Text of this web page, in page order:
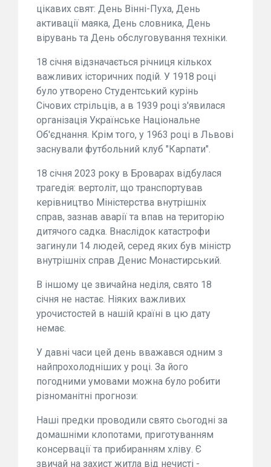
цікавих свят: День Вінні-Пуха, День
активації маяка, День словника, День
вірувань та День обслуговування техніки.
18 січня відзначається річниця кількох
важливих історичних подій. У 1918 році
було утворено Студентський курінь
Січових стрільців, а в 1939 році з'явилася
організація Українське Національне
Об'єднання. Крім того, у 1963 році в Львові
заснували футбольний клуб "Карпати".
18 січня 2023 року в Броварах відбулася
трагедія: вертоліт, що транспортував
керівництво Міністерства внутрішніх
справ, зазнав аварії та впав на територію
дитячого садка. Внаслідок катастрофи
загинули 14 людей, серед яких був міністр
внутрішніх справ Денис Монастирський.
В іншому це звичайна неділя, свято 18
січня не настає. Ніяких важливих
урочистостей в нашій країні в цю дату
немає.
У давні часи цей день вважався одним з
найпрохолодніших у році. За його
погодними умовами можна було робити
різноманітні прогнози:
Наші предки проводили свято сьогодні за
домашніми клопотами, приготуванням
консервації та прибиранням хліву. Є
звичай на захист житла від нечисті -